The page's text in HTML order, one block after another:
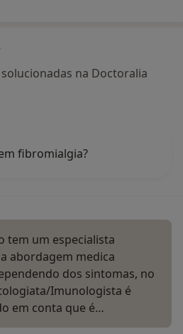
na Doctoralia
fibromialgia?
tem um especialista
abordagem medica
dos sintomas, no
Imunologista é
em conta que é…